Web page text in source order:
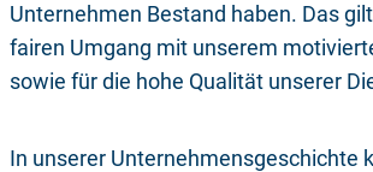
Unternehmen Bestand haben. Das
fairen Umgang mit unserem
sowie für die hohe Qualität unserer
In unserer Unternehmensgeschichte